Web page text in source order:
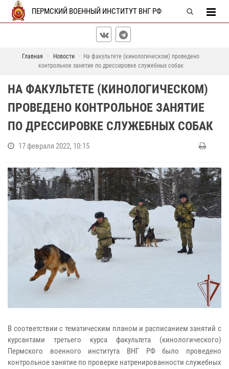
ПЕРМСКИЙ ВОЕННЫЙ ИНСТИТУТ ВНГ РФ
Главная Новости
На факультете (кинологическом) проведено
контрольное занятие по дрессировке служебных собак
НА ФАКУЛЬТЕТЕ (КИНОЛОГИЧЕСКОМ)
ПРОВЕДЕНО КОНТРОЛЬНОЕ ЗАНЯТИЕ
ПО ДРЕССИРОВКЕ СЛУЖЕБНЫХ СОБАК
17 февраля 2022, 10:15
В соответствии с тематическим планом и расписанием занятий с
курсантами третьего курса факультета (кинологического)
Пермского военного института ВНГ РФ было проведено
контрольное занятие по проверке натренированности служебных